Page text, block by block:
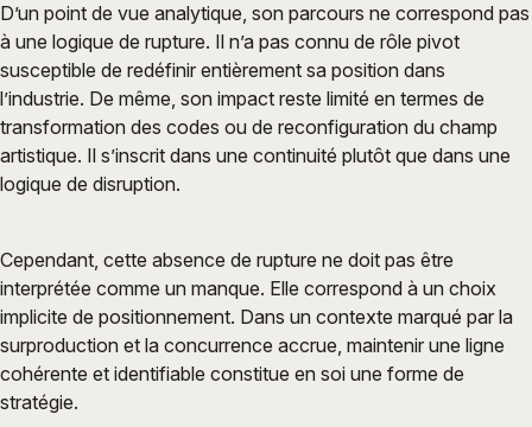
D’un point de vue analytique, son parcours ne correspond pas
à une logique de rupture. Il n’a pas connu de rôle pivot
susceptible de redéfinir entièrement sa position dans
l’industrie. De même, son impact reste limité en termes de
transformation des codes ou de reconfiguration du champ
artistique. Il s’inscrit dans une continuité plutôt que dans une
logique de disruption.
Cependant, cette absence de rupture ne doit pas être
interprétée comme un manque. Elle correspond à un choix
implicite de positionnement. Dans un contexte marqué par la
surproduction et la concurrence accrue, maintenir une ligne
cohérente et identifiable constitue en soi une forme de
stratégie.